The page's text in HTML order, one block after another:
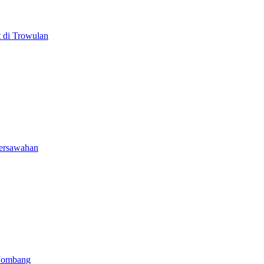
di Trowulan